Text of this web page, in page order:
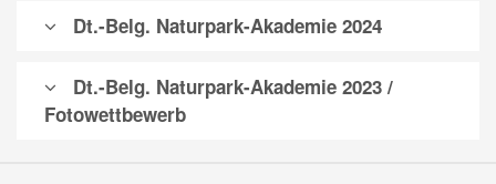
Dt.-Belg. Naturpark-Akademie 2024
Dt.-Belg. Naturpark-Akademie 2023 /
Fotowettbewerb